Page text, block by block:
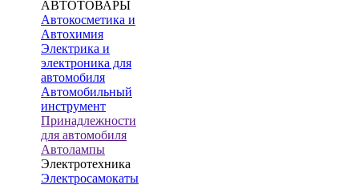
АВТОТОВАРЫ
Автокосметика и
Автохимия
Электрика и
электроника для
автомобиля
Автомобильный
инструмент
Принадлежности
для автомобиля
Автолампы
Электротехника
Электросамокаты